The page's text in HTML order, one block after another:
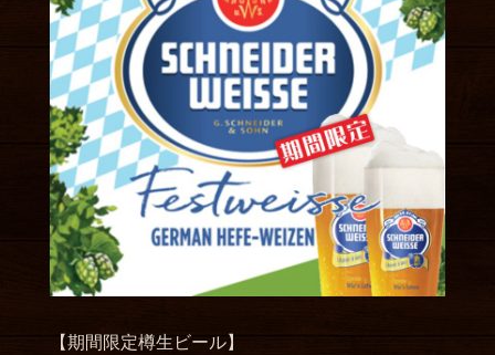
【期間限定樽生ビール】